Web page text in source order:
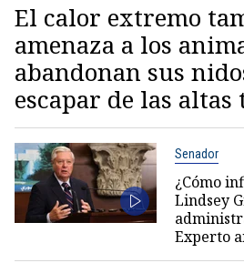
El calor extremo
amenaza a los
abandonan sus
escapar de las
Senador
¿Cómo
Lindsey
Experto